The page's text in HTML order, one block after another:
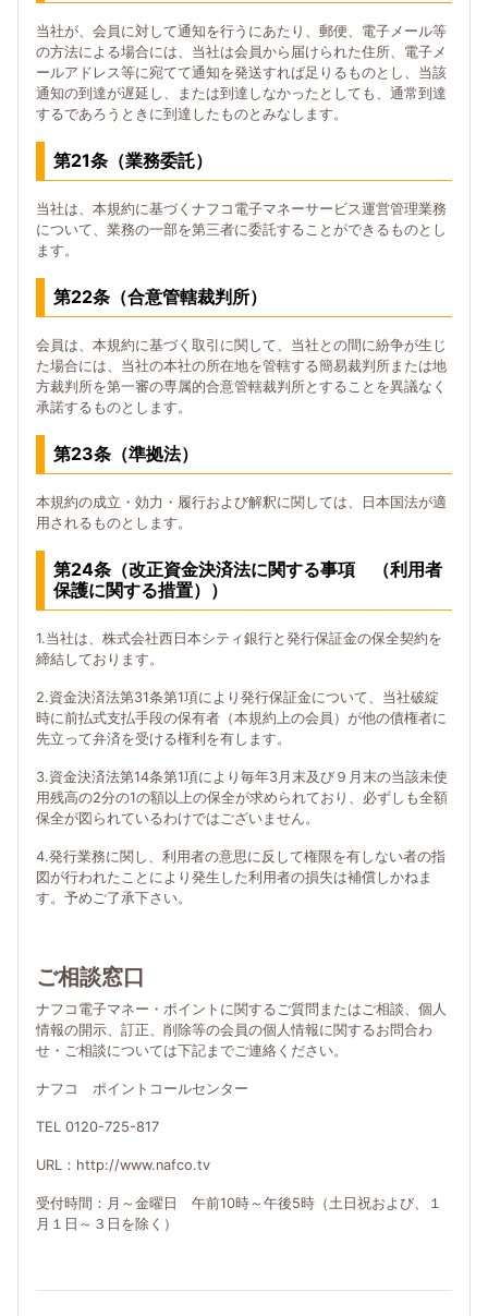
当社が、会員に対して通知を行うにあたり、郵便、電子メール等
の方法による場合には、当社は会員から届けられた住所、電子メ
ールアドレス等に宛てて通知を発送すれば足りるものとし、当該
通知の到達が遅延し、または到達しなかったとしても、通常到達
するであろうときに到達したものとみなします。
第21条（業務委託）
当社は、本規約に基づくナフコ電子マネーサービス運営管理業務
について、業務の一部を第三者に委託することができるものとし
ます。
第22条（合意管轄裁判所）
会員は、本規約に基づく取引に関して、当社との間に紛争が生じ
た場合には、当社の本社の所在地を管轄する簡易裁判所または地
方裁判所を第一審の専属的合意管轄裁判所とすることを異議なく
承諾するものとします。
第23条（準拠法）
本規約の成立・効力・履行および解釈に関しては、日本国法が適
用されるものとします。
第24条（改正資金決済法に関する事項 （利用者
保護に関する措置））
1.当社は、株式会社西日本シティ銀行と発行保証金の保全契約を
締結しております。
2.資金決済法第31条第1項により発行保証金について、当社破綻
時に前払式支払手段の保有者（本規約上の会員）が他の債権者に
先立って弁済を受ける権利を有します。
3.資金決済法第14条第1項により毎年3月末及び９月末の当該未使
用残高の2分の1の額以上の保全が求められており、必ずしも全額
保全が図られているわけではございません。
4.発行業務に関し、利用者の意思に反して権限を有しない者の指
図が行われたことにより発生した利用者の損失は補償しかねま
す。予めご了承下さい。
ご相談窓口
ナフコ電子マネー・ポイントに関するご質問またはご相談、個人
情報の開示、訂正、削除等の会員の個人情報に関するお問合わ
せ・ご相談については下記までご連絡ください。
ナフコ ポイントコールセンター
TEL 0120-725-817
URL：http://www.nafco.tv
受付時間：月～金曜日 午前10時～午後5時（土日祝および、１
月１日～３日を除く）